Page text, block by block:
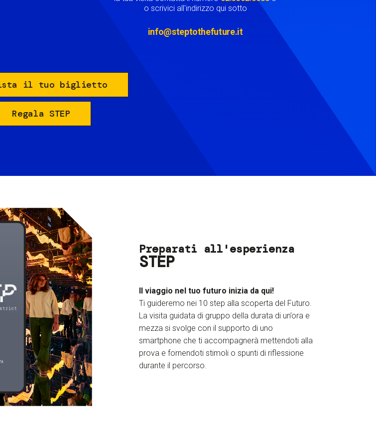
o scrivici all'indirizzo qui sotto
info@steptothefuture.it
il tuo biglietto
Regala STEP
Preparati all'esperienza
STEP
Il viaggio nel tuo futuro inizia da qui!
Ti guideremo nei 10 step alla scoperta del Futuro.
La visita guidata di gruppo della durata di un’ora e
mezza si svolge con il supporto di uno
smartphone che ti accompagnerà mettendoti alla
prova e fornendoti stimoli o spunti di riflessione
durante il percorso.